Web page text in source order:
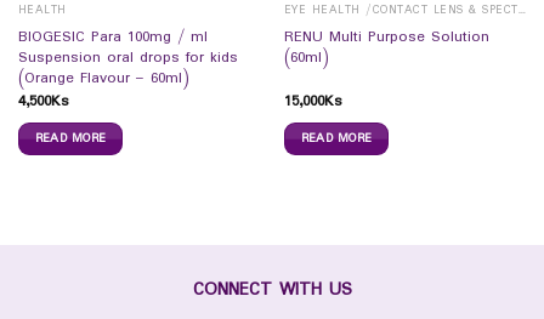
HEALTH
BIOGESIC Para 100mg / ml
Suspension oral drops for kids
(Orange Flavour – 60ml)
4,500Ks
READ MORE
EYE HEALTH /CONTACT LENS & SPECTICALS
RENU Multi Purpose Solution
(60ml)
15,000Ks
READ MORE
CONNECT WITH US